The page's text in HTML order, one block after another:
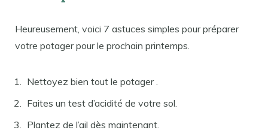
Heureusement, voici 7 astuces simples pour préparer
votre potager pour le prochain printemps.
Nettoyez bien tout le potager .
Faites un test d’acidité de votre sol.
Plantez de l’ail dès maintenant.